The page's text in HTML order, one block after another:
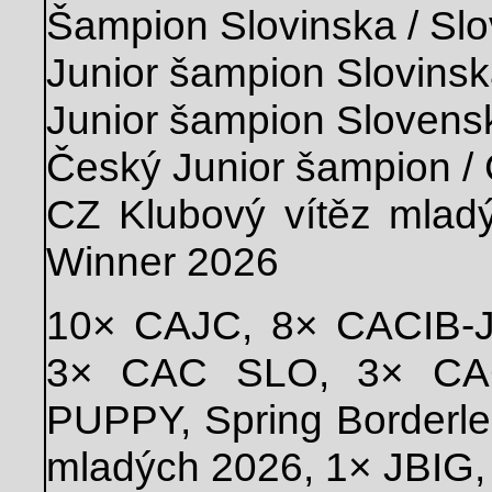
Šampion Slovinska /
Junior šampion
Junior šampion
Český Junior šampion
CZ Klubový vítěz
Winner 2026
10× CAJC, 8×
3× CAC SLO, 3×
PUPPY, Spring
mladých 2026, 1×